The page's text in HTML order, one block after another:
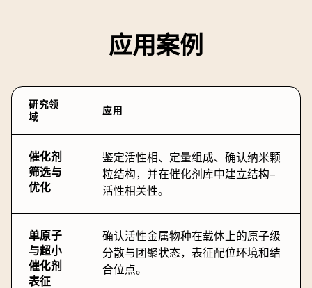
应用案例
研究领
域
应用
催化剂
筛选与
优化
鉴定活性相、定量组成、确认纳米颗
粒结构，并在催化剂库中建立结构–
活性相关性。
单原子
与超小
催化剂
表征
确认活性金属物种在载体上的原子级
分散与团聚状态，表征配位环境和结
合位点。